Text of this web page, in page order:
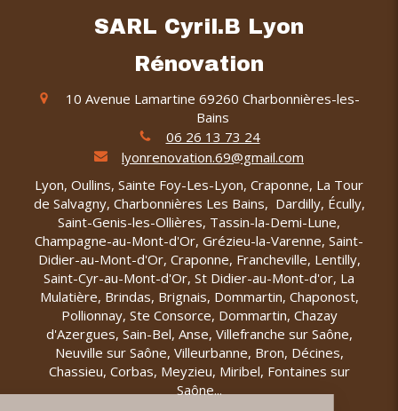
SARL Cyril.B Lyon
Rénovation
10 Avenue Lamartine 69260 Charbonnières-les-
Bains
06 26 13 73 24
lyonrenovation.69@gmail.com
Lyon, Oullins, Sainte Foy-Les-Lyon, Craponne, La Tour
de Salvagny, Charbonnières Les Bains, Dardilly, Écully,
Saint-Genis-les-Ollières, Tassin-la-Demi-Lune,
Champagne-au-Mont-d'Or, Grézieu-la-Varenne, Saint-
Didier-au-Mont-d'Or, Craponne, Francheville, Lentilly,
Saint-Cyr-au-Mont-d'Or, St Didier-au-Mont-d'or, La
Mulatière, Brindas, Brignais, Dommartin, Chaponost,
Pollionnay, Ste Consorce, Dommartin, Chazay
d'Azergues, Sain-Bel, Anse, Villefranche sur Saône,
Neuville sur Saône, Villeurbanne, Bron, Décines,
Chassieu, Corbas, Meyzieu, Miribel, Fontaines sur
Saône...